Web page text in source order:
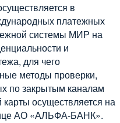
в
платежных
системы МИР на
и
для чего
методы проверки,
по закрытым каналам
осуществляется на
АО «АЛЬФА-БАНК».